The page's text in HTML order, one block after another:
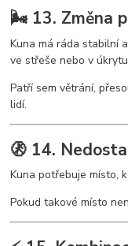
🌬️ 13. Změna
Kuna má ráda stabilní
ve střeše nebo v
Patří sem větrání,
lidí.
🚷 14.
Kuna potřebuje místo,
Pokud takové místo